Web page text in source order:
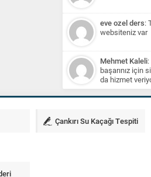
eve ozel ders:
websiteniz var
Mehmet Kaleli
başarınız için
da hizmet
Çankırı Su Kaçağı Tespiti